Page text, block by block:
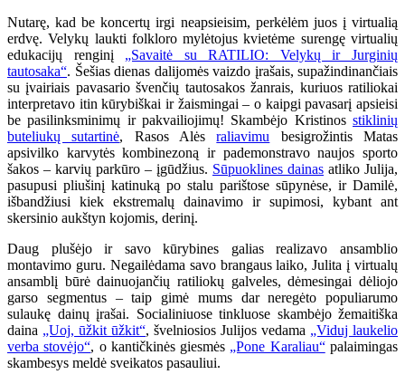
Nutarę, kad be koncertų irgi neapsieisim, perkėlėm juos į virtualią
erdvę. Velykų laukti folkloro mylėtojus kvietėme surengę virtualių
edukacijų renginį „Savaitė su RATILIO: Velykų ir Jurginių
tautosaka“. Šešias dienas dalijomės vaizdo įrašais, supažindinančiais
su įvairiais pavasario švenčių tautosakos žanrais, kuriuos ratiliokai
interpretavo itin kūrybiškai ir žaismingai – o kaipgi pavasarį apsieisi
be pasilinksminimų ir pakvailiojimų! Skambėjo Kristinos stiklinių
buteliukų sutartinė, Rasos Alėsraliavimu besigrožintis Matas
apsivilko karvytės kombinezoną ir pademonstravo naujos sporto
šakos – karvių parkūro – įgūdžius. Sūpuoklines dainas atliko Julija,
pasupusi pliušinį katinuką po stalu parištose sūpynėse, ir Damilė,
išbandžiusi kiek ekstremalų dainavimo ir supimosi, kybant ant
skersinio aukštyn kojomis, derinį.
Daug plušėjo ir savo kūrybines galias realizavo ansamblio
montavimo guru. Negailėdama savo brangaus laiko, Julita į virtualų
ansamblį būrė dainuojančių ratiliokų galveles, dėmesingai dėliojo
garso segmentus – taip gimė mums dar neregėto populiarumo
sulaukę dainų įrašai. Socialiniuose tinkluose skambėjo žemaitiška
daina „Uoj, ūžkit ūžkit“, švelniosios Julijos vedama „Viduj laukelio
verba stovėjo“, o kantičkinės giesmės „Pone Karaliau“palaimingas
skambesys meldė sveikatos pasauliui.